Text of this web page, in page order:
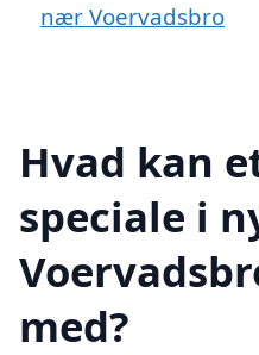
nær Voervadsbro
Hvad kan
speciale i
med?